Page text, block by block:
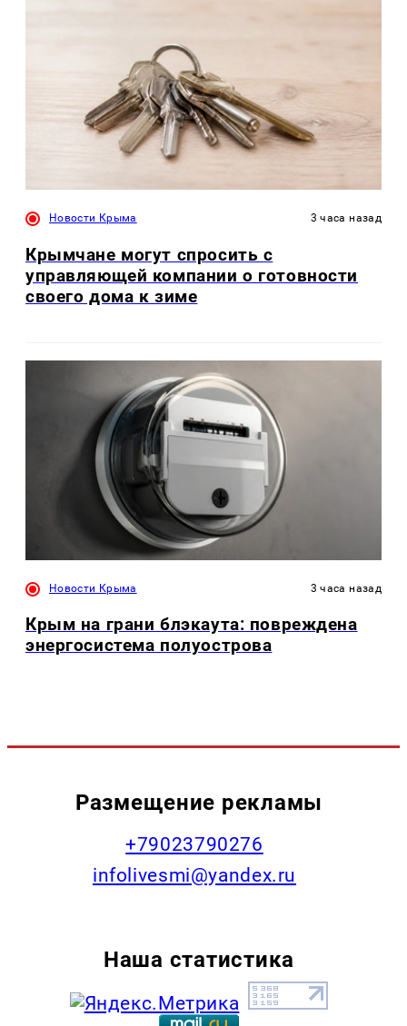
Новости Крыма 3 часа назад
Крымчане могут спросить с
управляющей компании о готовности
своего дома к зиме
Новости Крыма 3 часа назад
Крым на грани блэкаута: повреждена
энергосистема полуострова
Размещение рекламы
+79023790276
infolivesmi@yandex.ru
Наша статистика